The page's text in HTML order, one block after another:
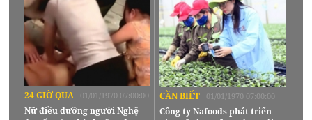
24 GIỜ QUA 01/01/1970 07:00:00
Nữ điều dưỡng người Nghệ
CẦN BIẾT 01/01/1970 07:00:00
Công ty Nafoods phát triển